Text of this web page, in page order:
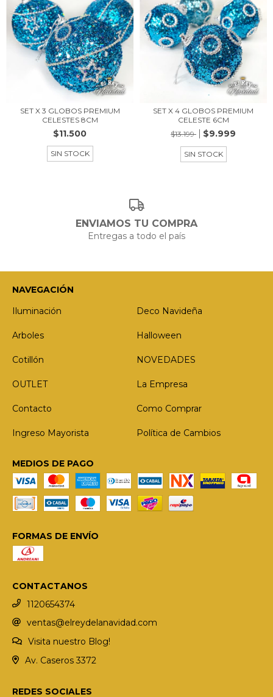
SET X 3 GLOBOS PREMIUM
CELESTES 8CM
$11.500
SIN STOCK
SET X 4 GLOBOS PREMIUM
CELESTE 6CM
$13.199
$9.999
SIN STOCK
ENVIAMOS TU COMPRA
Entregas a todo el país
NAVEGACIÓN
Iluminación
Deco Navideña
Arboles Halloween
Cotillón NOVEDADES
OUTLET La Empresa
Contacto Como Comprar
Ingreso Mayorista Política de Cambios
MEDIOS DE PAGO
FORMAS DE ENVÍO
CONTACTANOS
1120654374
ventas@elreydelanavidad.com
Visita nuestro Blog!
Av. Caseros 3372
REDES SOCIALES